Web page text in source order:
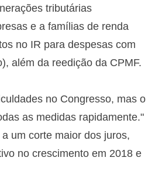
tributárias
e a famílias de renda
no IR para despesas com
além da reedição da CPMF.
no Congresso, mas o
as medidas rapidamente."
um corte maior dos juros,
no crescimento em 2018 e